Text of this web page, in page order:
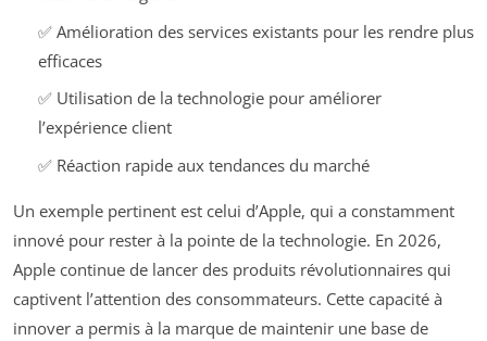
✅ Amélioration des services existants pour les rendre plus
efficaces
✅ Utilisation de la technologie pour améliorer
l’expérience client
✅ Réaction rapide aux tendances du marché
Un exemple pertinent est celui d’Apple, qui a constamment
innové pour rester à la pointe de la technologie. En 2026,
Apple continue de lancer des produits révolutionnaires qui
captivent l’attention des consommateurs. Cette capacité à
innover a permis à la marque de maintenir une base de